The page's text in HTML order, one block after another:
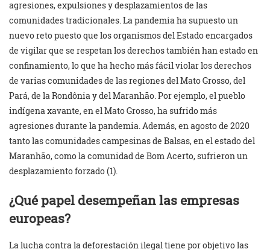
agresiones, expulsiones y desplazamientos de las
comunidades tradicionales. La pandemia ha supuesto un
nuevo reto puesto que los organismos del Estado encargados
de vigilar que se respetan los derechos también han estado en
confinamiento, lo que ha hecho más fácil violar los derechos
de varias comunidades de las regiones del Mato Grosso, del
Pará, de la Rondônia y del Maranhão. Por ejemplo, el pueblo
indígena xavante, en el Mato Grosso, ha sufrido más
agresiones durante la pandemia. Además, en agosto de 2020
tanto las comunidades campesinas de Balsas, en el estado del
Maranhão, como la comunidad de Bom Acerto, sufrieron un
desplazamiento forzado (1).
¿Qué papel desempeñan las empresas
europeas?
La lucha contra la deforestación ilegal tiene por objetivo las